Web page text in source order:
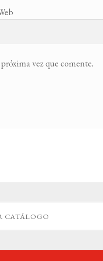
vez que comente.
CATÁLOGO